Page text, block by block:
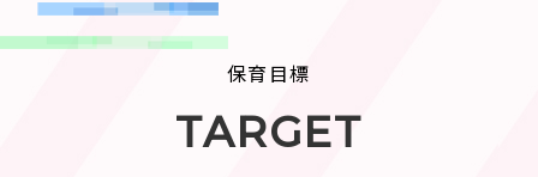
保育目標
TARGET